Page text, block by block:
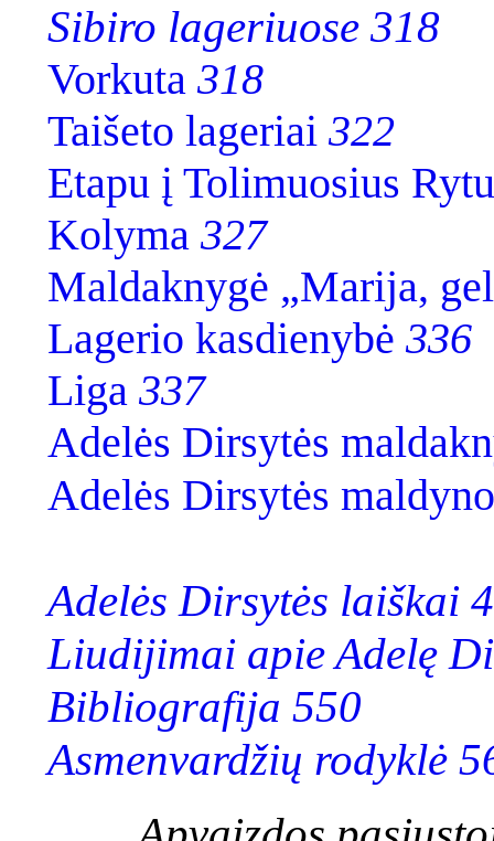
Sibiro lageriuose 318
Vorkuta 318
Taišeto lageriai 322
Etapu į Tolimuosius
Kolyma 327
Maldaknygė „Marija,
Lagerio kasdienybė 336
Liga 337
Adelės Dirsytės
Adelės Dirsytės
Adelės Dirsytės laiškai
Liudijimai apie Adelę
Bibliografija 550
Asmenvardžių rodyklė